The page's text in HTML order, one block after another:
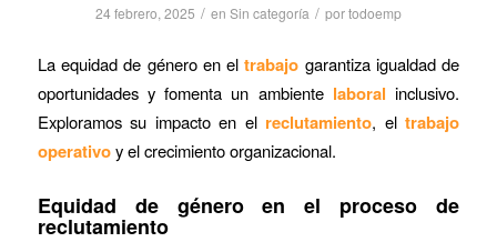
24 febrero, 2025 / en Sin categoría / portodoemp
La equidad de género en eltrabajo garantiza igualdad de
oportunidades y fomenta un ambiente laboralinclusivo.
Exploramos su impacto en el reclutamiento, eltrabajo
operativoy el crecimiento organizacional.
Equidad de género en el proceso de
reclutamiento